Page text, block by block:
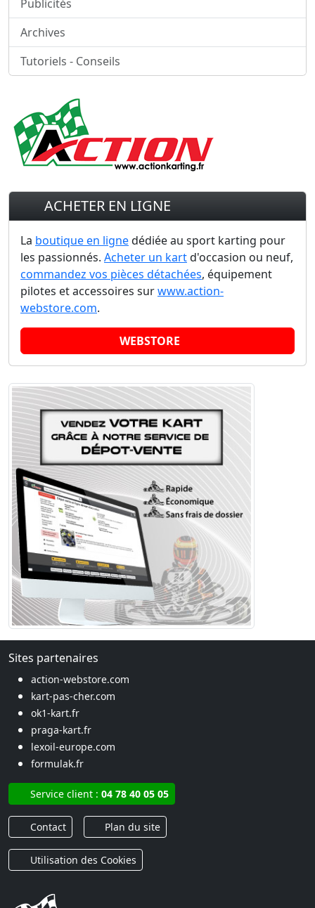
Publicités
Archives
Tutoriels - Conseils
ACHETER EN LIGNE
La boutique en lignedédiée au sport karting pour
les passionnés. Acheter un kartd'occasion ou neuf,
commandez vos pièces détachées, équipement
pilotes et accessoires surwww.action-
webstore.com.
WEBSTORE
Sites partenaires
action-webstore.com
kart-pas-cher.com
ok1-kart.fr
praga-kart.fr
lexoil-europe.com
formulak.fr
Service client : 04 78 40 05 05
Contact Plan du site
Utilisation des Cookies